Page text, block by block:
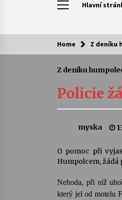
Hlavní
Kam za
Home Z deníku
Z deníku
Policie
myska
O pomoc při
Humpolcem, žádá
Nehoda, při níž
který jel od motelu